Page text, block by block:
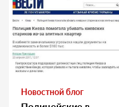
Новостной блог